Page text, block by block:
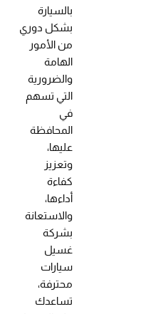
بالسيارة
بشكل دوري
من الأمور
الهامة
والضرورية
التي تسهم
في
المحافظة
عليها،
وتعزيز
كفاءة
أداءها،
والاستعانة
بشركة
غسيل
سيارات
محترفة،
تساعدك